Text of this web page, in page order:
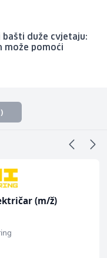
bašti duže cvjetaju:
može pomoći
(m/ž)